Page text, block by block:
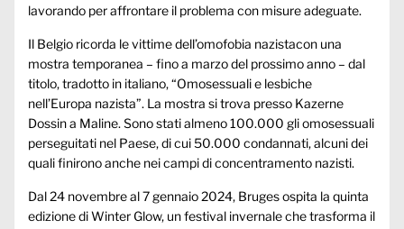
lavorando per affrontare il problema con misure adeguate.
Il Belgio ricorda le vittime dell’omofobia nazistacon una
mostra temporanea – fino a marzo del prossimo anno – dal
titolo, tradotto in italiano, “Omosessuali e lesbiche
nell’Europa nazista”. La mostra si trova presso Kazerne
Dossin a Maline. Sono stati almeno 100.000 gli omosessuali
perseguitati nel Paese, di cui 50.000 condannati, alcuni dei
quali finirono anche nei campi di concentramento nazisti.
Dal 24 novembre al 7 gennaio 2024, Bruges ospita la quinta
edizione di Winter Glow, un festival invernale che trasforma il